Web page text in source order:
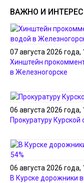
ВАЖНО И
07 августа 2026 года,
Хинштейн
в Железногорске
06 августа 2026 года,
Прокуратуру
06 августа 2026 года,
В Курске дорожники